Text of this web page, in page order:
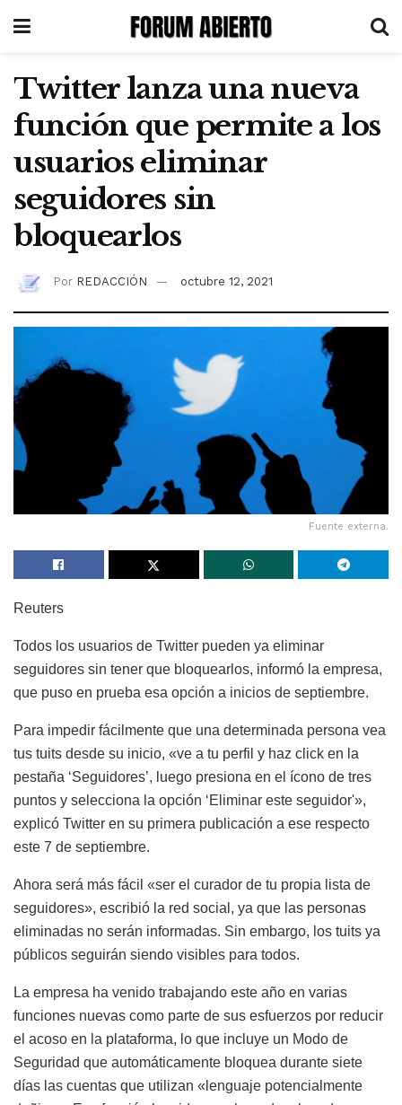
Twitter lanza una nueva
función que permite a los
usuarios eliminar
seguidores sin
bloquearlos
Por REDACCIÓN octubre 12, 2021
Fuente externa.
Reuters
Todos los usuarios de Twitter pueden ya eliminar
seguidores sin tener que bloquearlos, informó la empresa,
que puso en prueba esa opción a inicios de septiembre.
Para impedir fácilmente que una determinada persona vea
tus tuits desde su inicio, «ve a tu perfil y haz click en la
pestaña ‘Seguidores’, luego presiona en el ícono de tres
puntos y selecciona la opción ‘Eliminar este seguidor'»,
explicó Twitter en su primera publicación a ese respecto
este 7 de septiembre.
Ahora será más fácil «ser el curador de tu propia lista de
seguidores», escribió la red social, ya que las personas
eliminadas no serán informadas. Sin embargo, los tuits ya
públicos seguirán siendo visibles para todos.
La empresa ha venido trabajando este año en varias
funciones nuevas como parte de sus esfuerzos por reducir
el acoso en la plataforma, lo que incluye un Modo de
Seguridad que automáticamente bloquea durante siete
días las cuentas que utilizan «lenguaje potencialmente